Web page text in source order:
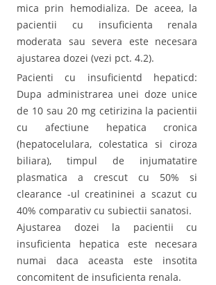
mica prin hemodializa. De aceea, la
pacientii cu insuficienta renala
moderata sau severa este necesara
ajustarea dozei (vezi pct. 4.2).
Pacienti cu insuficientd hepaticd:
Dupa administrarea unei doze unice
de 10 sau 20 mg cetirizina la pacientii
cu afectiune hepatica cronica
(hepatocelulara, colestatica si ciroza
biliara), timpul de injumatatire
plasmatica a crescut cu 50% si
clearance -ul creatininei a scazut cu
40% comparativ cu subiectii sanatosi.
Ajustarea dozei la pacientii cu
insuficienta hepatica este necesara
numai daca aceasta este insotita
concomitent de insuficienta renala.